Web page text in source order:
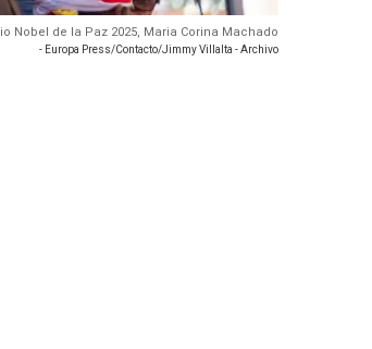
Nobel de la Paz 2025, Maria Corina Machado
- Europa Press/Contacto/Jimmy Villalta - Archivo